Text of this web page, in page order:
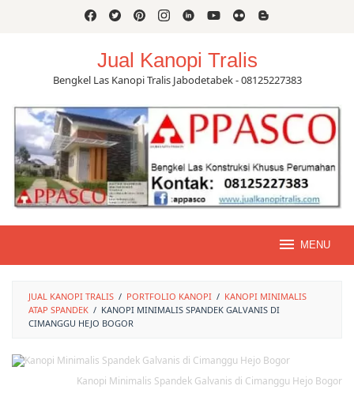
Jual Kanopi Tralis
Bengkel Las Kanopi Tralis Jabodetabek - 08125227383
MENU
JUAL KANOPI TRALIS / PORTFOLIO KANOPI / KANOPI MINIMALIS
ATAP SPANDEK / KANOPI MINIMALIS SPANDEK GALVANIS DI
CIMANGGU HEJO BOGOR
Kanopi Minimalis Spandek Galvanis di Cimanggu Hejo Bogor